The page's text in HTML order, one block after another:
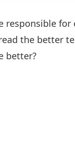
responsible for
the better
better?